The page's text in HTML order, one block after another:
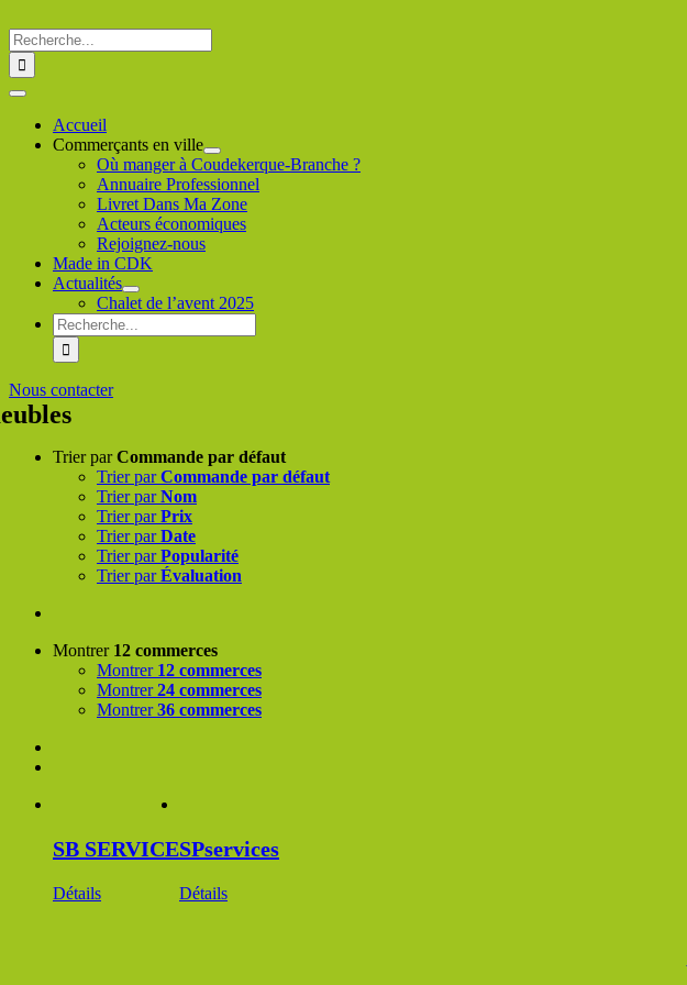
au
contenu
Rechercher
:
Toggle
NavigationAccueil
Commerçants en ville
Où manger à Coudekerque-Branche ?
Annuaire Professionnel
Livret Dans Ma Zone
Acteurs économiques
Rejoignez-nous
Made in CDK
Actualités
Chalet de l’avent 2025
Rechercher
:
Nous contacter
Trier parCommande par défaut
Trier parCommande par défaut
Trier parNom
Trier parPrix
Trier parDate
Trier parPopularité
Trier parÉvaluation
Montrer 12 commerces
Montrer 12 commerces
Montrer24 commerces
Montrer36 commerces
SB SERVICE
Détails
SPservices
Détails